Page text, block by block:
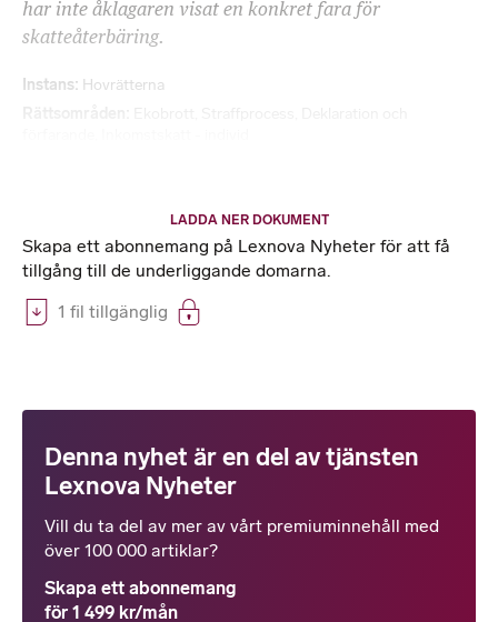
har inte åklagaren visat en konkret fara för
skatteåterbäring.
Instans Hovrätterna
LADDA NER DOKUMENT
Skapa ett abonnemang på Lexnova Nyheter för att få
tillgång till de underliggande domarna.
1 fil tillgänglig
Denna nyhet är en del av tjänsten
Lexnova Nyheter
Vill du ta del av mer av vårt premiuminnehåll med
över 100 000 artiklar?
Skapa ett abonnemang
för 1 499 kr/mån